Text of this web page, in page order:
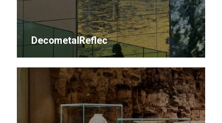
DecometalReflec